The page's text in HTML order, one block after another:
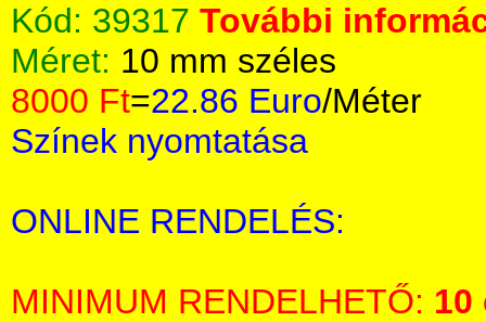
Kód: 39317 További
Méret: 10 mm széles
8000 Ft=22.86 Euro/Méter
Színek nyomtatása
ONLINE RENDELÉS:
MINIMUM RENDELHETŐ: 10